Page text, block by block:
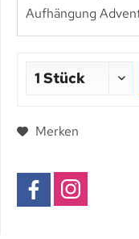
Aufhängung
Merken